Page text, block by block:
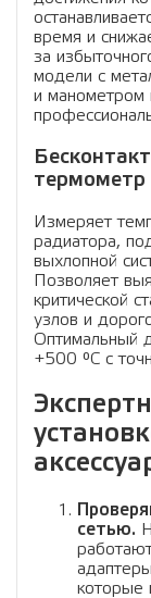
время и
за
модели с
и манометром
термометр
Измеряет
радиатора,
выхлопной
Позволяет
критической
узлов и
Оптимальный
+500 °C с
сетью.
которые